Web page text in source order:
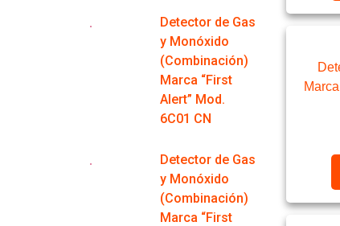
Detector de Gas
y Monóxido
(Combinación)
Marca “First
Alert” Mod.
6C01 CN
Detector de Gas
y Monóxido
(Combinación)
Marca “First